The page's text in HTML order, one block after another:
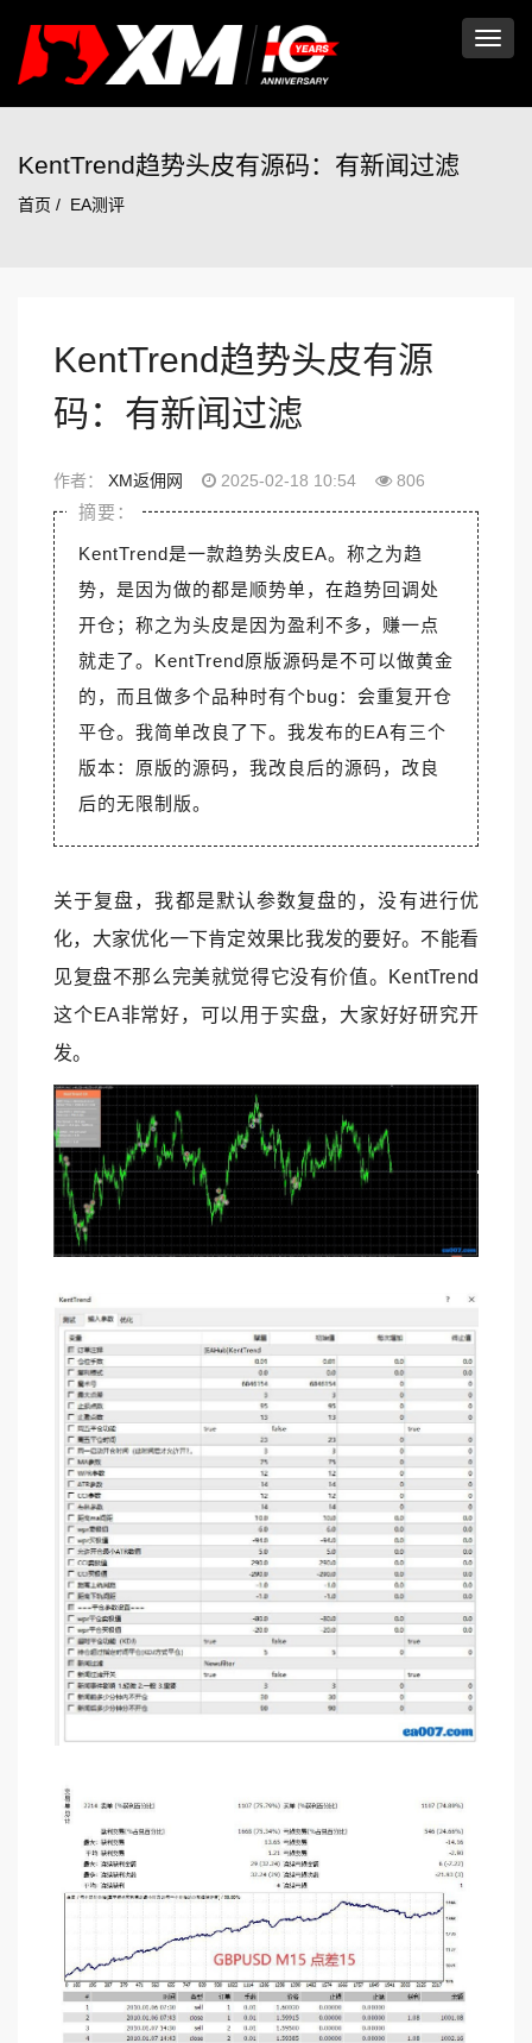
KentTrend趋势头皮有源码：有新闻过滤
首页 EA测评
KentTrend趋势头皮有源
码：有新闻过滤
作者： XM返佣网 2025-02-18 10:54 806
KentTrend是一款趋势头皮EA。称之为趋
势，是因为做的都是顺势单，在趋势回调处
开仓；称之为头皮是因为盈利不多，赚一点
就走了。KentTrend原版源码是不可以做黄金
的，而且做多个品种时有个bug：会重复开仓
平仓。我简单改良了下。我发布的EA有三个
版本：原版的源码，我改良后的源码，改良
后的无限制版。
关于复盘，我都是默认参数复盘的，没有进行优
化，大家优化一下肯定效果比我发的要好。不能看
见复盘不那么完美就觉得它没有价值。KentTrend
这个EA非常好，可以用于实盘，大家好好研究开
发。